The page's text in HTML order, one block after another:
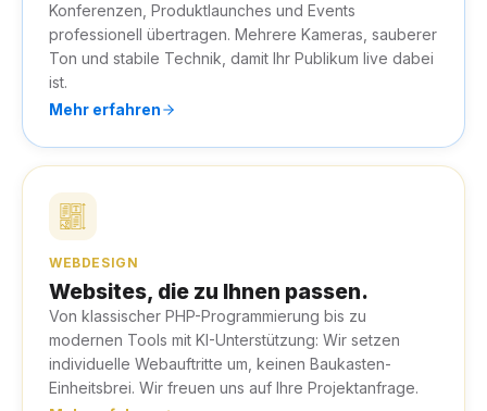
Konferenzen, Produktlaunches und Events
professionell übertragen. Mehrere Kameras, sauberer
Ton und stabile Technik, damit Ihr Publikum live dabei
ist.
Mehr erfahren
WEBDESIGN
Websites, die zu Ihnen passen.
Von klassischer PHP-Programmierung bis zu
modernen Tools mit KI-Unterstützung: Wir setzen
individuelle Webauftritte um, keinen Baukasten-
Einheitsbrei. Wir freuen uns auf Ihre Projektanfrage.